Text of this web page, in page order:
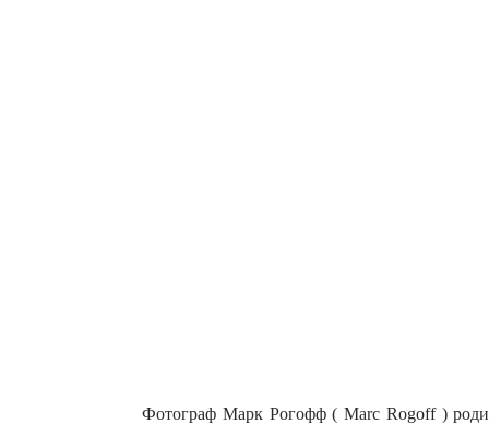
Фотограф Марк Рогофф ( Marc Rogoff )